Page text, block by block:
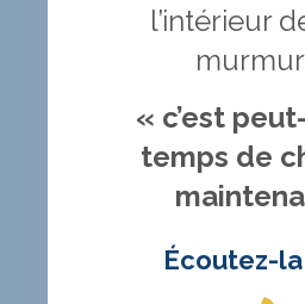
l’intérieur
« c’est
temps de
Écoutez-